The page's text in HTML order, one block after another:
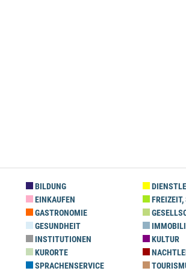
BILDUNG
EINKAUFEN
GASTRONOMIE
GESUNDHEIT
INSTITUTIONEN
KULTUR
KURORTE
SPRACHENSERVICE